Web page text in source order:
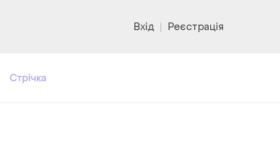
Вхід | Реєстрація
Стрічка